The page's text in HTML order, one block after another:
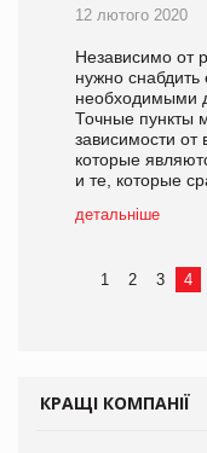
12 лютого 2020
Независимо от
нужно
необходимыми
Точные пункты
зависимости от
которые
и те, которые
детальніше
1 2 3 4
КРАЩІ КОМПАНІЇ